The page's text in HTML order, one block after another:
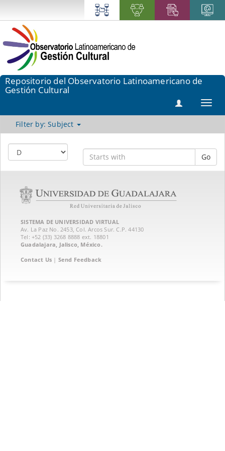
Repositorio del Observatorio Latinoamericano de
Gestión Cultural
Filter by: Subject
Go
SISTEMA DE UNIVERSIDAD VIRTUAL
Av. La Paz No. 2453, Col. Arcos Sur. C.P. 44130
Tel: +52 (33) 3268 8888‏ ext. 18801
Guadalajara, Jalisco, México.
Contact Us | Send Feedback